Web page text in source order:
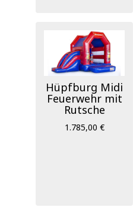
Hüpfburg Midi
Feuerwehr mit
Rutsche
1.785,00 €